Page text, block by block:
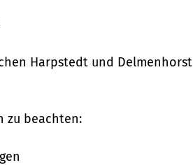
Harpstedt und Delmenhorst
zu beachten: